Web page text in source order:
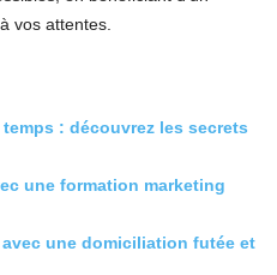
vos attentes.
: découvrez les secrets
une formation marketing
une domiciliation futée et